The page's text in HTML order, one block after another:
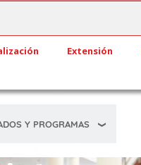
Extensión
Y PROGRAMAS